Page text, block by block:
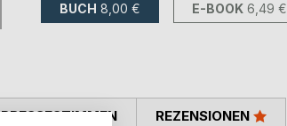
BUCH 8,00 € E-BOOK 6,49 €
PRESSESTIMMEN REZENSIONEN